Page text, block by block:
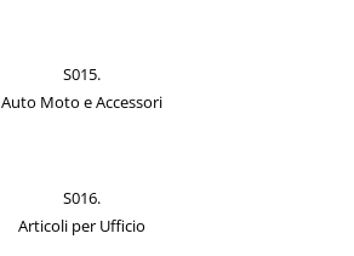
S015.
Auto Moto e Accessori
S016.
Articoli per Ufficio